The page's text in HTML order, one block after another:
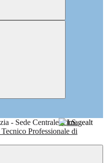
I.I.S.
Professionale di